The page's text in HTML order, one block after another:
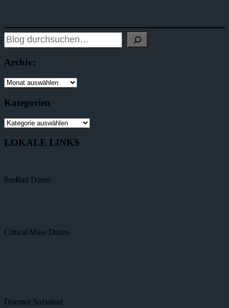
Archiv:
Kategorien
LOKALE LINKS
ProRad Düren
Critical Mass Düren
Dürener Sozialrad